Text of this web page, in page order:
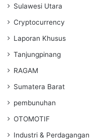
Sulawesi Utara
Cryptocurrency
Laporan Khusus
Tanjungpinang
RAGAM
Sumatera Barat
pembunuhan
OTOMOTIF
Industri & Perdagangan